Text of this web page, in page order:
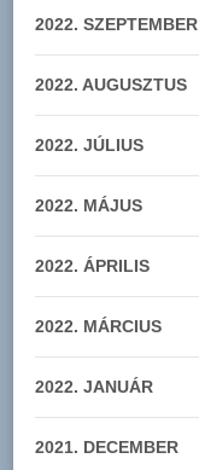
2022. SZEPTEMBER
2022. AUGUSZTUS
2022. JÚLIUS
2022. MÁJUS
2022. ÁPRILIS
2022. MÁRCIUS
2022. JANUÁR
2021. DECEMBER